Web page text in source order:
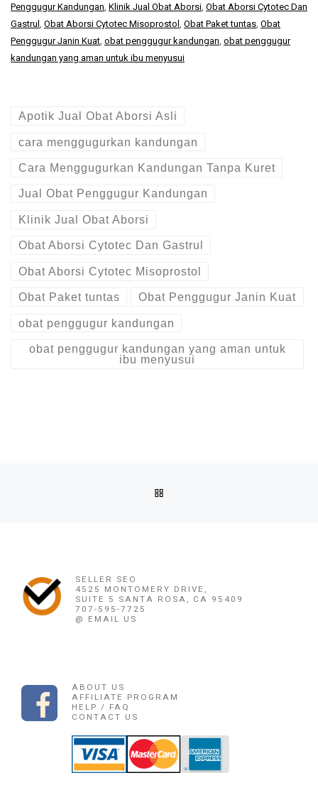
Penggugur Kandungan, Klinik Jual Obat Aborsi, Obat Aborsi Cytotec Dan
Gastrul , Obat Aborsi Cytotec Misoprostol , Obat Paket tuntas, Obat
Penggugur Janin Kuat, obat penggugur kandungan, obat penggugur
kandungan yang aman untuk ibu menyusui
Apotik Jual Obat Aborsi Asli
cara menggugurkan kandungan
Cara Menggugurkan Kandungan Tanpa Kuret
Jual Obat Penggugur Kandungan
Klinik Jual Obat Aborsi
Obat Aborsi Cytotec Dan Gastrul
Obat Aborsi Cytotec Misoprostol
Obat Paket tuntas Obat Penggugur Janin Kuat
obat penggugur kandungan
obat penggugur kandungan yang aman untuk
ibu menyusui
SELLER SEO
4525 MONTOMERY DRIVE,
SUITE 5 SANTA ROSA, CA 95409
707-595-7725
@ EMAIL US
ABOUT US
AFFILIATE PROGRAM
HELP / FAQ
CONTACT US